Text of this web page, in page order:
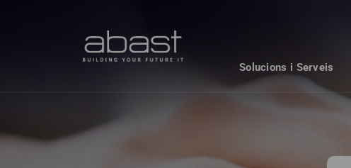
Solucions i Serveis